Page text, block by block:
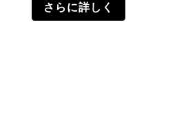
さらに詳しく